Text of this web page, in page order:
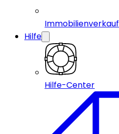
Immobilienverkauf
Hilfe
Hilfe-Center